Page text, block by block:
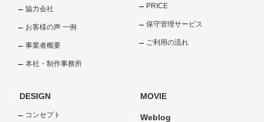
協力会社
お客様の声 一例
事業者概要
本社・制作事務所
PRICE
保守管理サービス
ご利用の流れ
DESIGN
コンセプト
MOVIE
Weblog